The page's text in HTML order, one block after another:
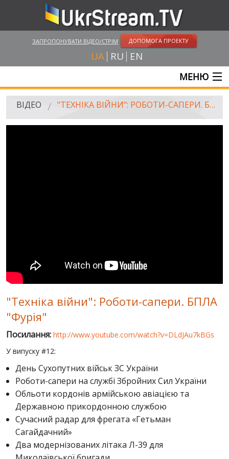
ЗАПРОПОНУВАТИ ВІДЕО/СТРІМ ДОПОМОГА ПРОЕКТУ
UA RU EN
МЕНЮ
ГОЛОВНА
ПУБЛІЧНІ ЛЮДИ
РОСІЙСЬКО-УКРАЇНСЬКА ВІЙНА
"WINTER ON FIRE"
ХРОНОЛОГІЯ ЄВРОМАЙДАНУ
ВІДЕО "ТЕХНІКА ВІЙНИ": РОБОТИ-САПЕРИ. БПЛА "ФУРІЯ"
"Техніка війни": Роботи-сапери. БПЛА
"Фурія"
Посилання: http://www.youtube.com/watch?v=DLdJAu7kBGs
У випуску #12:
День Сухопутних військ ЗС України
Роботи-сапери на службі Збройних Сил України
Обльоти кордонів армійською авіацією та
Державною прикордонною службою
Сучасний радар для фрегата «Гетьман
Сагайдачний»
Два модернізованих літака Л-39 для